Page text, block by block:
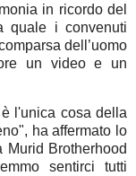
in ricordo del
quale i convenuti
dell’uomo
un video e un
l'unica cosa della
ha affermato lo
Brotherhood
sentirci tutti